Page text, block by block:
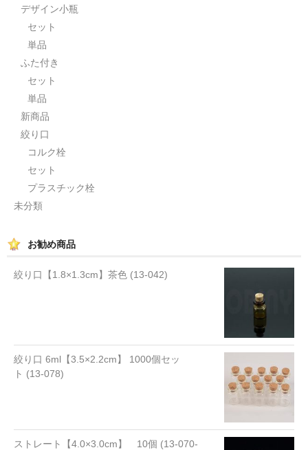
デザイン小瓶
セット
単品
ふた付き
セット
単品
新商品
絞り口
コルク栓
セット
プラスチック栓
未分類
お勧め商品
絞り口【1.8×1.3cm】茶色 (13-042)
絞り口 6ml【3.5×2.2cm】 1000個セッ
ト (13-078)
ストレート【4.0×3.0cm】 10個 (13-070-